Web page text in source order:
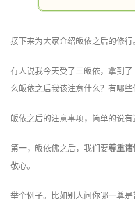
接下来为大家介绍皈依之后的修行
有人说我今天受了三皈依，拿到
么皈依之后我该注意什么？有哪些
皈依之后的注意事项，简单的说有
第一，皈依佛之后，我们要尊重诸
敬心。
举个例子。比如别人问你哪一尊